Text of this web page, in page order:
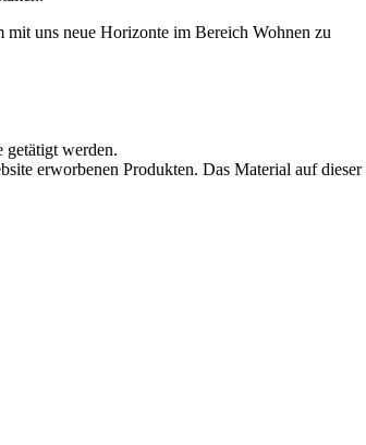
mit uns neue Horizonte im Bereich Wohnen zu
getätigt werden.
erworbenen Produkten. Das Material auf dieser